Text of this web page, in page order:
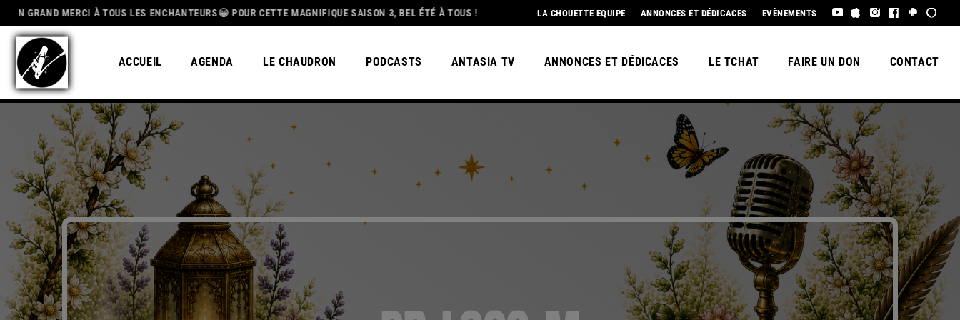
MERCI À TOUS LES ENCHANTEURS😀 POUR CETTE MAGNIFIQUE SAISON 3, BEL ÉTÉ À TOUS ! DEDICATION UN GRAND MERCI À TOUS LES ENCHANTEURS😀 POUR CETTE MAGNIFIQUE SAISON
LA CHOUETTE EQUIPE ANNONCES ET DÉDICACES EVÈNEMENTS
ACCUEIL AGENDA LE CHAUDRON PODCASTS ANTASIA TV ANNONCES ET DÉDICACES LE TCHAT FAIRE UN DON CONTACT